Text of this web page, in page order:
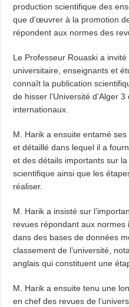
production scientifique des
que d’œuvrer à la promotion
répondent aux normes des
Le Professeur Rouaski a
universitaire, enseignants et
connaît la publication
de hisser l’Université d’Alger
internationaux.
M. Harik a ensuite entamé
et détaillé dans lequel il a
et des détails importants sur
scientifique ainsi que les
réaliser.
M. Harik a insisté sur
revues répondant aux
dans des bases de données
classement de l’université,
anglais qui constituent une
M. Harik a ensuite tenu une
en chef des revues de